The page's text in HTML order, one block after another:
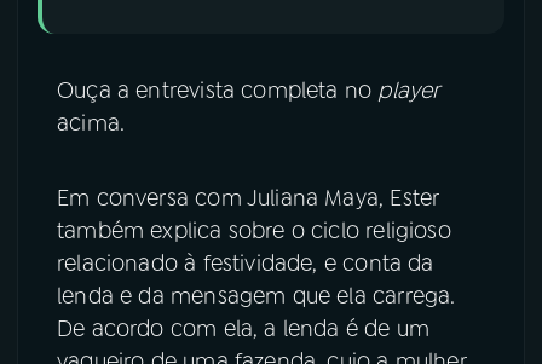
Ouça a entrevista completa no player
acima.
Em conversa com Juliana Maya, Ester
também explica sobre o ciclo religioso
relacionado à festividade, e conta da
lenda e da mensagem que ela carrega.
De acordo com ela, a lenda é de um